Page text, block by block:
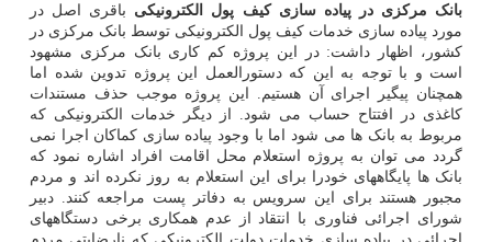
بانک مرکزی در پیاده سازی کیف پول الکترونیکی باقری اصل در
مورد پیاده سازی خدمات کیف پول الکترونیکی توسط بانک مرکزی در
کشور، اظهار داشت: در این پروژه کم کاری بانک مرکزی مشهود
است و با توجه به این که دستورالعمل این پروژه تدوین شده اما
همچنان پیگیر اجرای آن هستیم. این پروژه موجب حذف مستندات
کاغذی در افتتاح حساب می شود. از دیگر خدمات الکترونیکی که
مربوط به بانک ها می شود اما با وجود پیاده سازی کماکان اجرا نمی
گردد می توان به پروژه استعلام محل اقامت افراد اشاره نمود که
بانک ها پایگاههای خودرا برای این استعلام به روز نکرده اند و مردم
مجبور هستند برای این سرویس به دفاتر پست مراجعه کنند. دبیر
شورای اجرائی فناوری با انتقاد از عدم همکاری برخی دستگاههای